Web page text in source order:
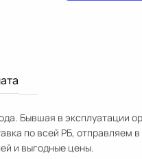
Бывшая в эксплуатации
по всей РБ, отправляем в
и выгодные цены.